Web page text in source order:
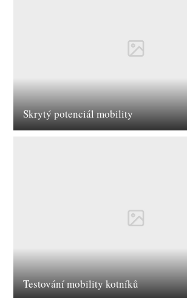
Skrytý potenciál mobility
Testování mobility kotníků